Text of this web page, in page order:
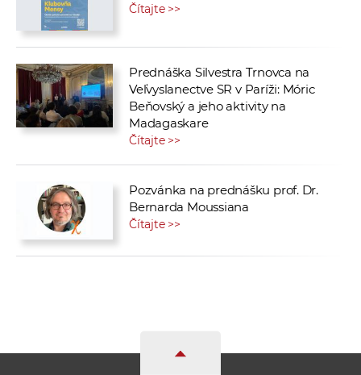
Čítajte >>
Prednáška Silvestra Trnovca na
Veľvyslanectve SR v Paríži: Móric
Beňovský a jeho aktivity na
Madagaskare
Čítajte >>
Pozvánka na prednášku prof. Dr.
Bernarda Moussiana
Čítajte >>